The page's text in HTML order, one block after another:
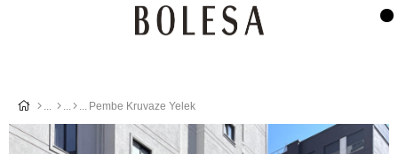
Pembe Kruvaze Yelek